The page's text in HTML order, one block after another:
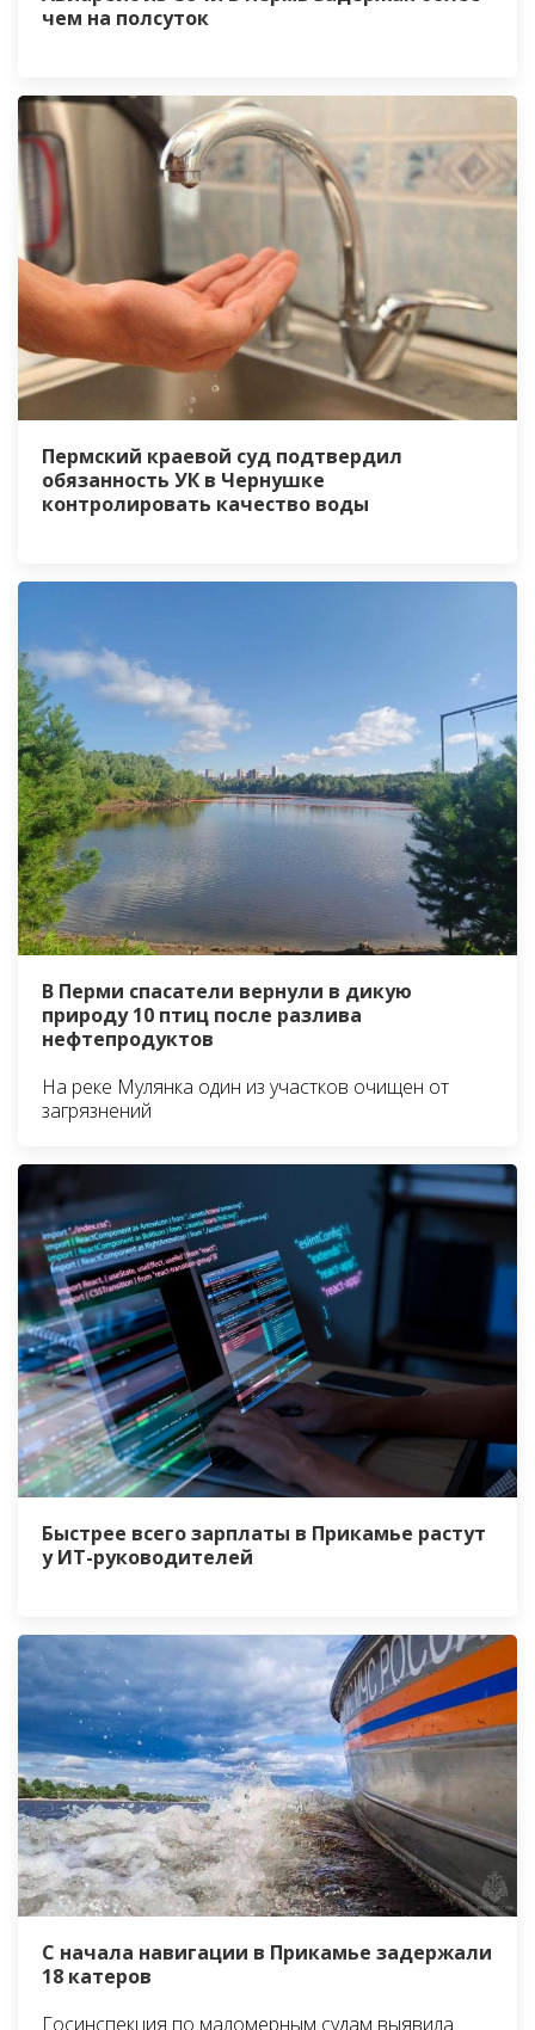
чем на полсуток
Пермский краевой суд подтвердил
обязанность УК в Чернушке
контролировать качество воды
В Перми спасатели вернули в дикую
природу 10 птиц после разлива
нефтепродуктов
На реке Мулянка один из участков очищен от
загрязнений
Быстрее всего зарплаты в Прикамье растут
у ИТ-руководителей
С начала навигации в Прикамье задержали
18 катеров
Госинспекция по маломерным судам выявила